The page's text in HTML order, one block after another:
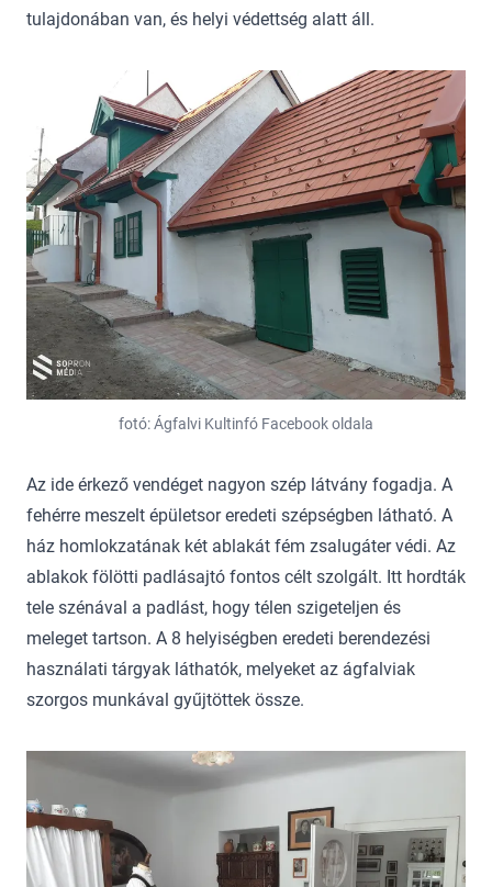
tulajdonában van, és helyi védettség alatt áll.
fotó: Ágfalvi Kultinfó Facebook oldala
Az ide érkező vendéget nagyon szép látvány fogadja. A
fehérre meszelt épületsor eredeti szépségben látható. A
ház homlokzatának két ablakát fém zsalugáter védi. Az
ablakok fölötti padlásajtó fontos célt szolgált. Itt hordták
tele szénával a padlást, hogy télen szigeteljen és
meleget tartson. A 8 helyiségben eredeti berendezési
használati tárgyak láthatók, melyeket az ágfalviak
szorgos munkával gyűjtöttek össze.